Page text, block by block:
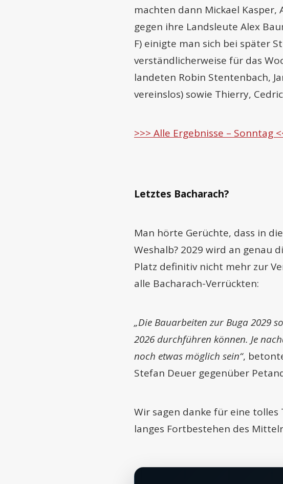
machten dann Mickael Kasper,
gegen ihre Landsleute Alex
F) einigte man sich bei später
verständlicherweise für das
landeten Robin Stentenbach,
vereinslos) sowie Thierry,
>>> Alle Ergebnisse – Sonntag
Letztes Bacharach?
Man hörte Gerüchte, dass in
Weshalb? 2029 wird an genau
Platz definitiv nicht mehr zur
alle Bacharach-Verrückten:
„Die Bauarbeiten zur Buga 2029
2026 durchführen können. Je
noch etwas möglich sein“,
Stefan Deuer gegenüber
Wir sagen danke für eine
langes Fortbestehen des